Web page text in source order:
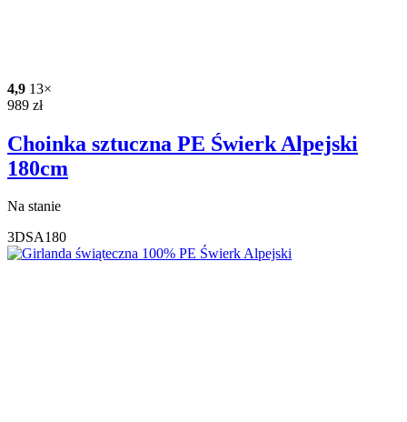
4,9 13×
989 zł
Choinka sztuczna PE Świerk Alpejski
180cm
Na stanie
3DSA180